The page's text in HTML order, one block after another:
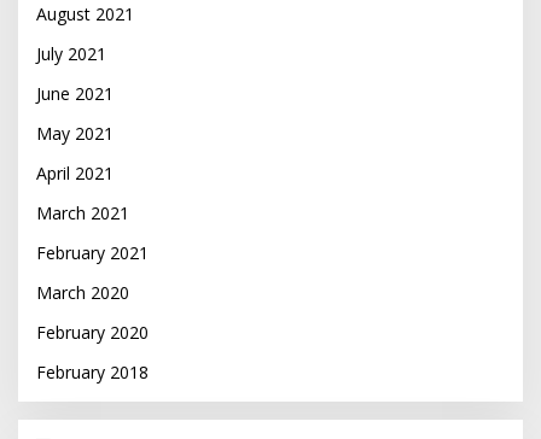
August 2021
July 2021
June 2021
May 2021
April 2021
March 2021
February 2021
March 2020
February 2020
February 2018